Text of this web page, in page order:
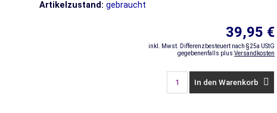
Artikelzustand: gebraucht
39,95 €
inkl. Mwst. Differenzbesteuert nach §25a UStG
gegebenenfalls plus Versandkosten
In den Warenkorb